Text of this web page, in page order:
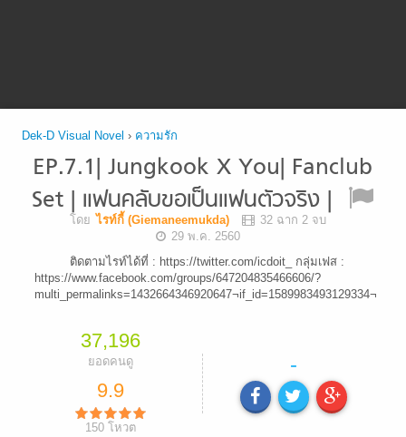
Dek-D Visual Novel › ความรัก
EP.7.1| Jungkook X You| Fanclub
Set | แฟนคลับขอเป็นแฟนตัวจริง |
โดย ไรท์กี้ (Giemaneemukda)
32 ฉาก 2 จบ
29 พ.ค. 2560
ติดตามไรท์ได้ที่ : https://twitter.com/icdoit_ กลุ่มเฟส :
https://www.facebook.com/groups/647204835466606/?
37,196
ยอดคนดู
9.9
150โหวต
-